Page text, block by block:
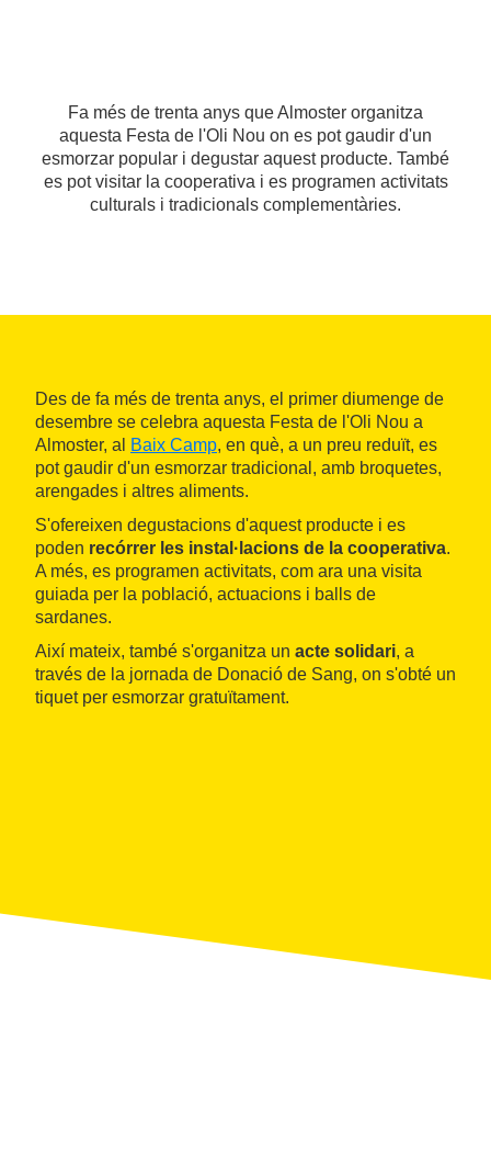
Fa més de trenta anys que Almoster organitza
aquesta Festa de l'Oli Nou on es pot gaudir d'un
esmorzar popular i degustar aquest producte. També
es pot visitar la cooperativa i es programen activitats
culturals i tradicionals complementàries.
Des de fa més de trenta anys, el primer diumenge de
desembre se celebra aquesta Festa de l'Oli Nou a
Almoster, al
Baix Camp, en què, a un preu reduït, es
pot gaudir d'un esmorzar tradicional, amb broquetes,
arengades i altres aliments.
S'ofereixen degustacions d'aquest producte i es
poden recórrer les instal·lacions de la cooperativa.
A més, es programen activitats, com ara una visita
guiada per la població, actuacions i balls de
sardanes.
Així mateix, també s'organitza un acte solidari, a
través de la jornada de Donació de Sang, on s'obté un
tiquet per esmorzar gratuïtament.